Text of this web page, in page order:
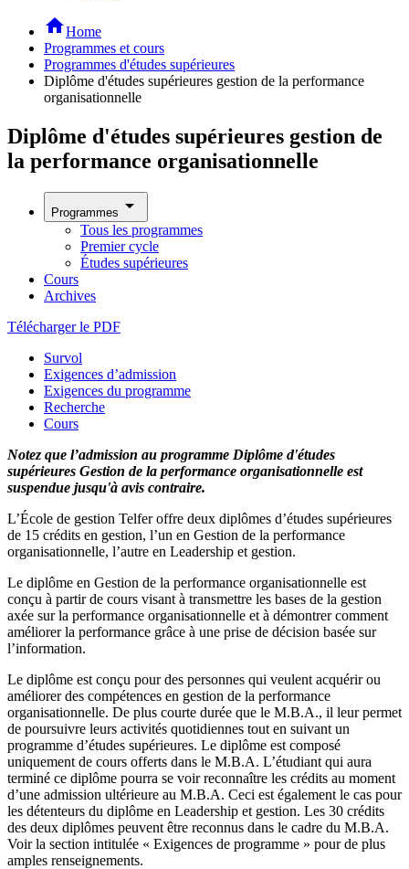
homeHome
Programmes et cours
Programmes d'études supérieures
Diplôme d'études supérieures gestion de la performance
organisationnelle
Diplôme d'études supérieures gestion de
la performance organisationnelle
Programmes arrow_drop_down
Tous les programmes
Premier cycle
Études supérieures
Cours
Archives
Télécharger le PDF
Survol
Exigences d’admission
Exigences du programme
Recherche
Cours
Notez que l’admission au programme Diplôme d'études
supérieures Gestion de la performance organisationnelle est
suspendue jusqu'à avis contraire.
L’École de gestion Telfer offre deux diplômes d’études supérieures
de 15 crédits en gestion, l’un en Gestion de la performance
organisationnelle, l’autre en Leadership et gestion.
Le diplôme en Gestion de la performance organisationnelle est
conçu à partir de cours visant à transmettre les bases de la gestion
axée sur la performance organisationnelle et à démontrer comment
améliorer la performance grâce à une prise de décision basée sur
l’information.
Le diplôme est conçu pour des personnes qui veulent acquérir ou
améliorer des compétences en gestion de la performance
organisationnelle. De plus courte durée que le M.B.A., il leur permet
de poursuivre leurs activités quotidiennes tout en suivant un
programme d’études supérieures. Le diplôme est composé
uniquement de cours offerts dans le M.B.A. L’étudiant qui aura
terminé ce diplôme pourra se voir reconnaître les crédits au moment
d’une admission ultérieure au M.B.A. Ceci est également le cas pour
les détenteurs du diplôme en Leadership et gestion. Les 30 crédits
des deux diplômes peuvent être reconnus dans le cadre du M.B.A.
Voir la section intitulée « Exigences de programme » pour de plus
amples renseignements.